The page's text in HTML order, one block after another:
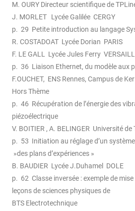
M. OURY Directeur scientifique de
J. MORLET Lycée Galilée CERGY
p. 29 Petite introduction au langage
R. COSTADOAT Lycée Dorian PARIS
F. LE GALL Lycée Jules Ferry
p. 36 Liaison Ethernet, du modèle aux
F.OUCHET, ENS Rennes, Campus de
Hors Thème
p. 46 Récupération de l’énergie des
piézoélectrique
V. BOITIER , A. BELINGER Université de
p. 53 Initiation au réglage d’un
»des plans d’expériences »
B. BAUDIER Lycée J.Duhamel DOLE
p. 62 Classe inversée : exemple de
leçons de sciences physiques de
BTS Electrotechnique